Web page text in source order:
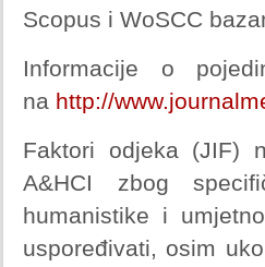
Scopus i WoSCC
Informacije o
na http://
Faktori odjeka (JIF)
A&HCI zbog
humanistike i
uspoređivati, osim